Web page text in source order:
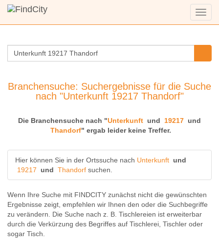
Menü
Branchensuche: Suchergebnisse für die Suche
nach "Unterkunft 19217 Thandorf"
Die Branchensuche nach "Unterkunft und 19217 und
Thandorf" ergab leider keine Treffer.
Hier können Sie in der Ortssuche nach Unterkunft und
19217
und Thandorf suchen.
Wenn Ihre Suche mit FINDCITY zunächst nicht die gewünschten
Ergebnisse zeigt, empfehlen wir Ihnen den oder die Suchbegriffe
zu verändern. Die Suche nach z. B. Tischlereien ist erweiterbar
durch die Verkürzung des Begriffes auf Tischlerei Tischler oder
sogar Tisch